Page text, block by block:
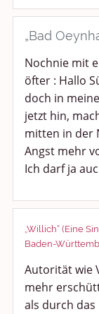
„Bad
Nochnie mit
öfter : Hallo
doch in
jetzt hin,
mitten in der
Angst mehr
Ich darf ja
„Willich“ (Eine
Baden-
Autorität wie
mehr
als durch